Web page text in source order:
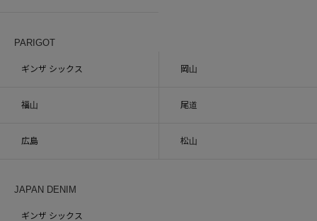
PARIGOT
ギンザ シックス 岡山
福山 尾道
広島 松山
JAPAN DENIM
ギンザ シックス